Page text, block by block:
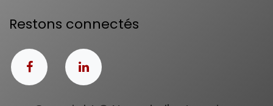
Restons connectés